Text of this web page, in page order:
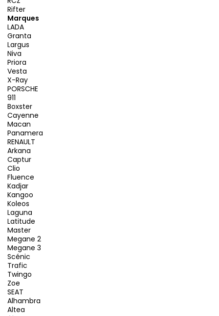
Rifter
Marques
LADA
Granta
Largus
Niva
Priora
Vesta
X-Ray
PORSCHE
911
Boxster
Cayenne
Macan
Panamera
RENAULT
Arkana
Captur
Clio
Fluence
Kadjar
Kangoo
Koleos
Laguna
Latitude
Master
Megane 2
Megane 3
Scénic
Trafic
Twingo
Zoe
SEAT
Alhambra
Altea